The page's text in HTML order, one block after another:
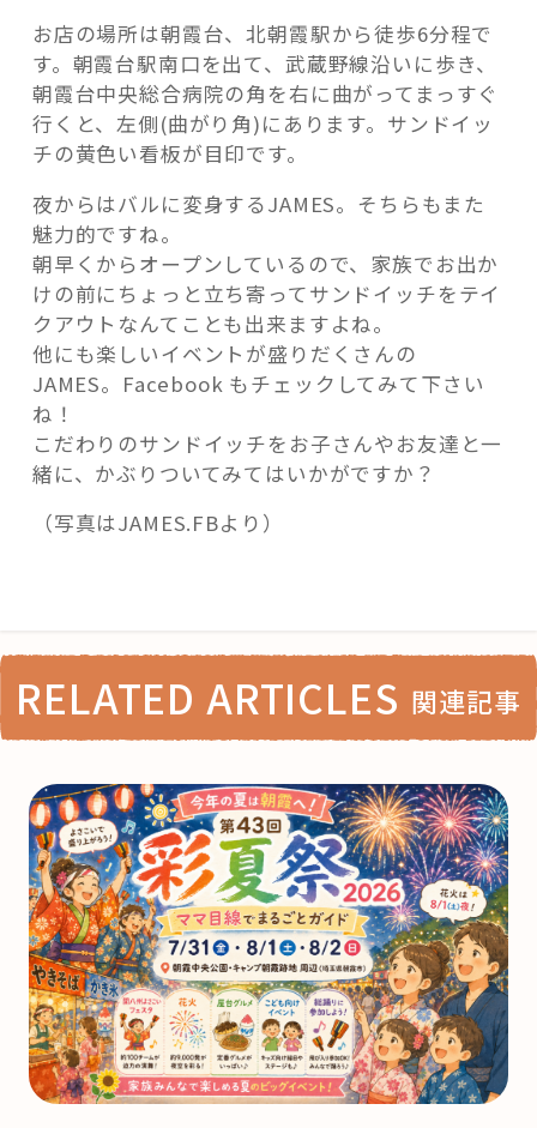
お店の場所は朝霞台、北朝霞駅から徒歩6分程で
す。朝霞台駅南口を出て、武蔵野線沿いに歩き、
朝霞台中央総合病院の角を右に曲がってまっすぐ
行くと、左側(曲がり角)にあります。サンドイッ
チの黄色い看板が目印です。
夜からはバルに変身するJAMES。そちらもまた
魅力的ですね。
朝早くからオープンしているので、家族でお出か
けの前にちょっと立ち寄ってサンドイッチをテイ
クアウトなんてことも出来ますよね。
他にも楽しいイベントが盛りだくさんの
JAMES。Facebook もチェックしてみて下さい
ね！
こだわりのサンドイッチをお子さんやお友達と一
緒に、かぶりついてみてはいかがですか？
（写真はJAMES.FBより）
RELATED ARTICLES 関連記事